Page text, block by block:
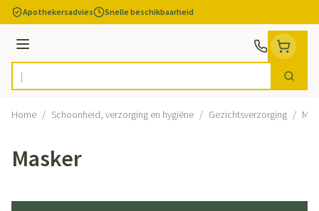
Ga naar de inhoud
Apothekersadvies Snelle beschikbaarheid
Menu
Product, merk, categorie... Zoek
Home / Schoonheid, verzorging en hygiëne / Gezichtsverzorging /
Masker